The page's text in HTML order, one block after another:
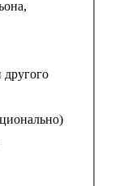
другого